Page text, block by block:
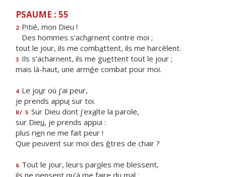
PSAUME : 55
2 Pitié, mon Dieu !
Des hommes s’acharnent contre moi ;
tout le jour, ils me combattent, ils me harcèlent.
3 Ils s’acharnent, ils me guettent tout le jour ;
mais là-haut, une armée combat pour moi.
4 Le jour où j’ai peur,
je prends appui sur toi.
R/ 5 Sur Dieu dont j’exalte la parole,
sur Dieu, je prends appui :
plus rien ne me fait peur !
Que peuvent sur moi des êtres de chair ?
6 Tout le jour, leurs paroles me blessent,
ils ne pensent qu’à me faire du mal ;